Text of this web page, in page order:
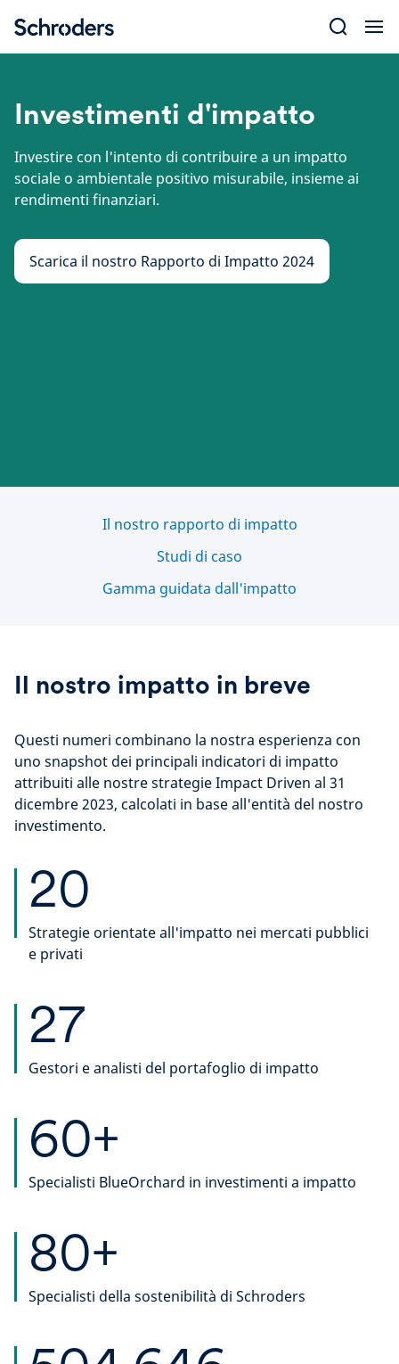
content
Investimenti d'impatto
Investire con l'intento di contribuire a un impatto
sociale o ambientale positivo misurabile, insieme ai
rendimenti finanziari.
Scarica il nostro Rapporto di Impatto 2024
Il nostro rapporto di impatto
Studi di caso
Gamma guidata dall'impatto
Il nostro impatto in breve
Questi numeri combinano la nostra esperienza con
uno snapshot dei principali indicatori di impatto
attribuiti alle nostre strategie Impact Driven al 31
dicembre 2023, calcolati in base all'entità del nostro
investimento.
20
Strategie orientate all'impatto nei mercati pubblici
e privati
27
Gestori e analisti del portafoglio di impatto
60+
Specialisti BlueOrchard in investimenti a impatto
80+
Specialisti della sostenibilità di Schroders